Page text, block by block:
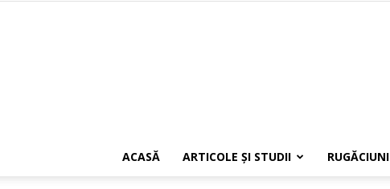
ACASĂ ARTICOLE ŞI STUDII RUGĂCIUNI